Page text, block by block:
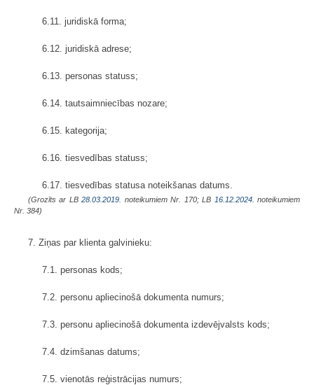
6.11. juridiskā forma;
6.12. juridiskā adrese;
6.13. personas statuss;
6.14. tautsaimniecības nozare;
6.15. kategorija;
6.16. tiesvedības statuss;
6.17. tiesvedības statusa noteikšanas datums.
(Grozīts ar LB28.03.2019. noteikumiem Nr. 170; LB 16.12.2024. noteikumiem
Nr. 384)
7. Ziņas par klienta galvinieku:
7.1. personas kods;
7.2. personu apliecinošā dokumenta numurs;
7.3. personu apliecinošā dokumenta izdevējvalsts kods;
7.4. dzimšanas datums;
7.5. vienotās reģistrācijas numurs;